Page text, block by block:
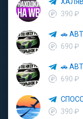
390 ₽
690 ₽
690 ₽
390 ₽